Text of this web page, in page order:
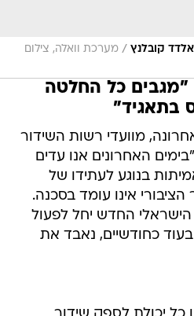
קובלנץ / מערכת וואלה, צילום
"מגבים כל החלטה
בתאגיד"
מוועדי רשות השידור
האחרונים אנו עדים
בנוגע לעתידו של
הציבורי אינו עומד בסכנה.
החדש יחל לפעול
כחודשיים, נאבד את